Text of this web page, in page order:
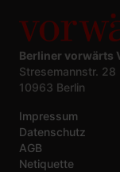
Berliner vorwärts
Stresemannstr. 28
10963 Berlin
Impressum
Datenschutz
AGB
Netiquette